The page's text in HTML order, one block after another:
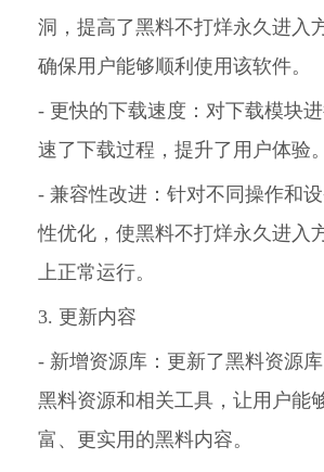
洞，提高了黑料不打烊永久进入
确保用户能够顺利使用该软件。
- 更快的下载速度：对下载模块
速了下载过程，提升了用户体验。
- 兼容性改进：针对不同操作和
性优化，使黑料不打烊永久进入
上正常运行。
3. 更新内容
- 新增资源库：更新了黑料资源
黑料资源和相关工具，让用户能
富、更实用的黑料内容。